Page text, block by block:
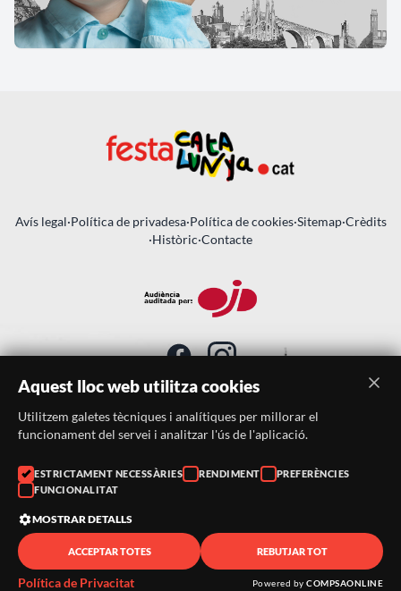
Avís legal·Política de privadesa·Política de cookies·Sitemap·Crèdits
·Històric·Contacte
SUBSCRIU-TE AL BUTLLETÍ
Telèfon:
938046359
Correu:
© 2026 ·FestaCatalunya
— Tots els drets reservats · Web
desenvolupada amb ❤️ perCompsaOnline
Aquest lloc web utilitza cookies
Utilitzem galetes tècniques i analítiques per millorar el
funcionament del servei i analitzar l'ús de l'aplicació.
ESTRICTAMENT NECESSÀRIES RENDIMENT
PREFERÈNCIES
FUNCIONALITAT
MOSTRAR DETALLS
ACCEPTAR TOTES REBUTJAR TOT
Política de Privacitat Powered by COMPSAONLINE